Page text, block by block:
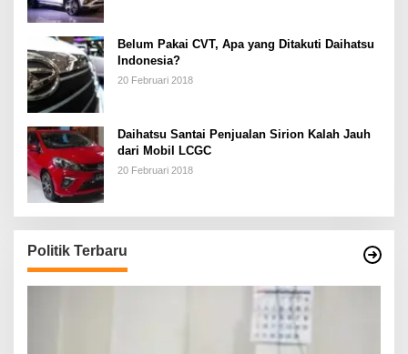
Belum Pakai CVT, Apa yang Ditakuti Daihatsu
Indonesia?
20 Februari 2018
Daihatsu Santai Penjualan Sirion Kalah Jauh
dari Mobil LCGC
20 Februari 2018
Politik Terbaru